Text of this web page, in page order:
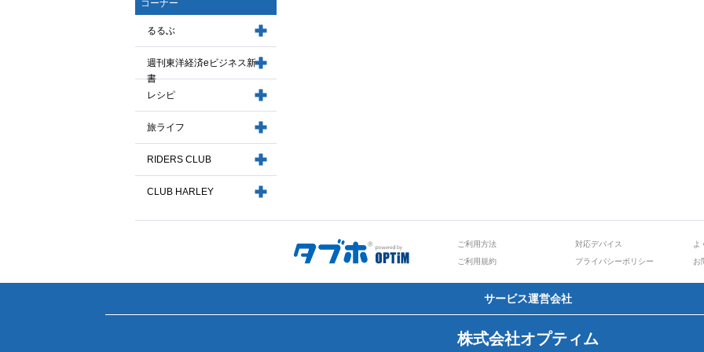
コーナー
るるぶ
週刊東洋経済eビジネス新
書
レシピ
旅ライフ
RIDERS CLUB
CLUB HARLEY
ご利用方法 対応デバイス
よ
ご利用規約
プライバシーポリシー お
サービス運営会社
株式会社オプティム